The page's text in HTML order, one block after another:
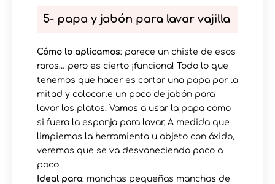
5- papa y jabón para lavar vajilla
Cómo lo aplicamos: parece un chiste de esos
raros… pero es cierto ¡funciona! Todo lo que
tenemos que hacer es cortar una papa por la
mitad y colocarle un poco de jabón para
lavar los platos. Vamos a usar la papa como
si fuera la esponja para lavar. A medida que
limpiemos la herramienta u objeto con óxido,
veremos que se va desvaneciendo poco a
poco.
Ideal para: manchas pequeñas manchas de